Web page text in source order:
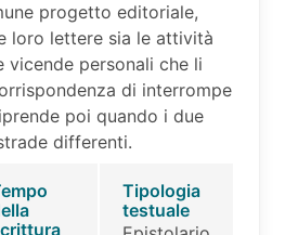
progetto editoriale,
loro lettere sia le attività
vicende personali che li
di interrompe
poi quando i due
differenti.
Tipologia
testuale